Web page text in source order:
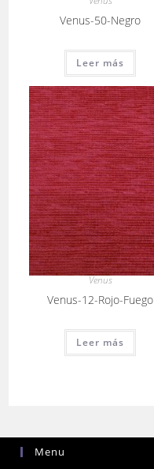
Venus-50-Negro
Leer más
Venus
Venus-12-Rojo-Fuego
Leer más
Menu